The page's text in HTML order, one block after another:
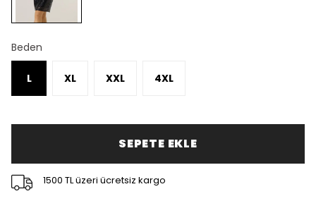
Beden
L XL XXL 4XL
SEPETE EKLE
1500 TL üzeri ücretsiz kargo